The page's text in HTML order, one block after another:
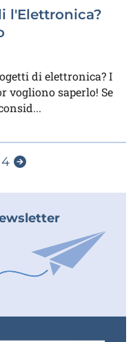
l'Elettronica?
di elettronica? I
vogliono saperlo! Se